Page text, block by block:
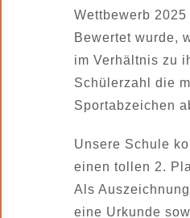
Wettbewerb 2025
Bewertet wurde,
im Verhältnis zu
Schülerzahl die
Sportabzeichen
Unsere Schule
einen tollen 2.
Als
eine Urkunde